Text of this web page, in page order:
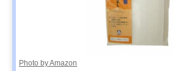
Photo by Amazon